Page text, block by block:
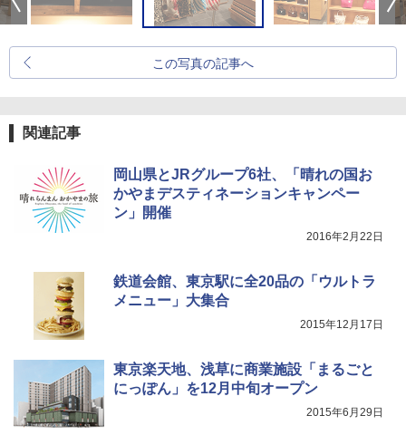
この写真の記事へ
関連記事
岡山県とJRグループ6社、「晴れの国お
かやまデスティネーションキャンペー
ン」開催
2016年2月22日
鉄道会館、東京駅に全20品の「ウルトラ
メニュー」大集合
2015年12月17日
東京楽天地、浅草に商業施設「まるごと
にっぽん」を12月中旬オープン
2015年6月29日